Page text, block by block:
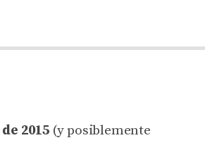
2015(y posiblemente